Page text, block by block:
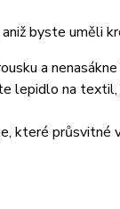
byste uměli
a
lepidlo na
které průsvitné